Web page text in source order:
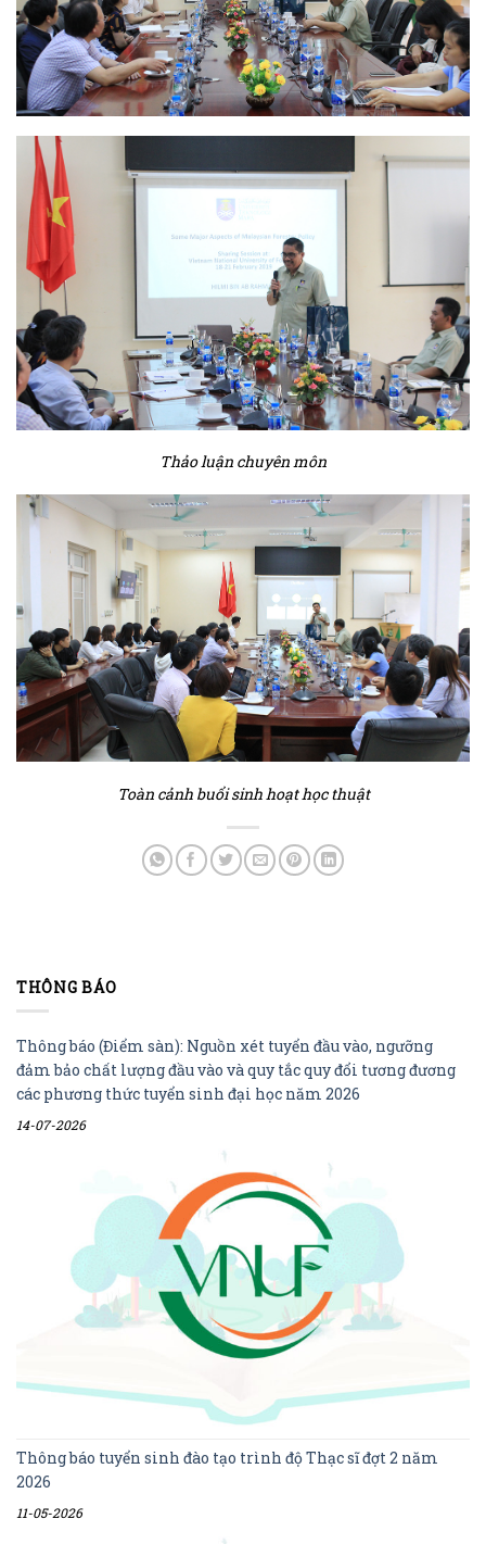
Thảo luận chuyên môn
Toàn cảnh buổi sinh hoạt học thuật
THÔNG BÁO
Thông báo (Điểm sàn): Nguồn xét tuyển đầu vào, ngưỡng
đảm bảo chất lượng đầu vào và quy tắc quy đổi tương đương
các phương thức tuyển sinh đại học năm 2026
14-07-2026
Thông báo tuyển sinh đào tạo trình độ Thạc sĩ đợt 2 năm
2026
11-05-2026